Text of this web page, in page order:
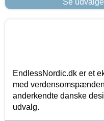
EndlessNordic.dk er et
med
anderkendte danske
udvalg.